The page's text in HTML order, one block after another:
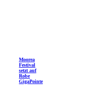
Moorea
Festival
setzt auf
Robe
GigaPointe